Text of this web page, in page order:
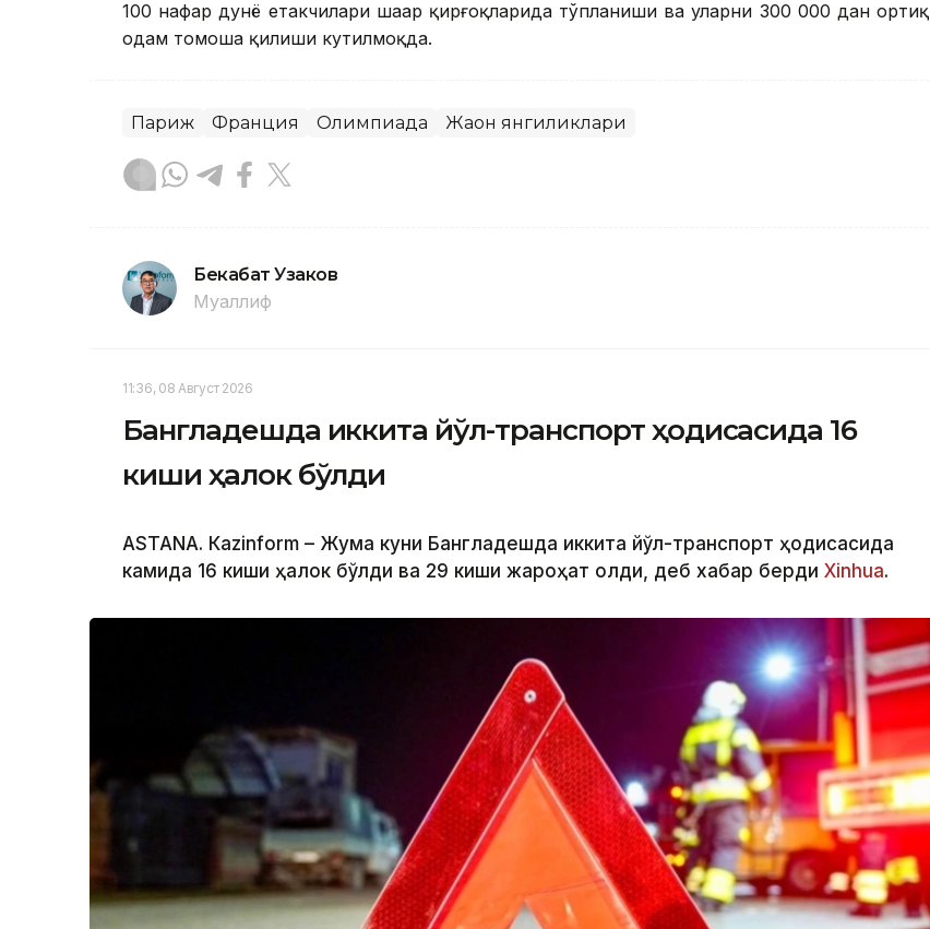
100 нафар дунё етакчилари шаҳар қирғоқларида тўпланиши ва уларни 300 000 дан ортиқ
одам томоша қилиши кутилмоқда.
Париж Франция Олимпиада Жаҳон янгиликлари
Бекабат Узаков
Муаллиф
11:36, 08 Август 2026
Бангладешда иккита йўл-транспорт ҳодисасида 16
киши ҳалок бўлди
ASTANА. Кazinform – Жума куни Бангладешда иккита йўл-транспорт ҳодисасида
камида 16 киши ҳалок бўлди ва 29 киши жароҳат олди, деб хабар берди Xinhua.